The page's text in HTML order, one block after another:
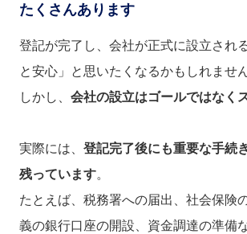
たくさんあります
登記が完了し、会社が正式に設立され
と安心」と思いたくなるかもしれません
しかし、 会社の設立はゴールではなく
実際には、 登記完了後にも重要な手続
残っています。
たとえば、税務署への届出、社会保険
義の銀行口座の開設、資金調達の準備